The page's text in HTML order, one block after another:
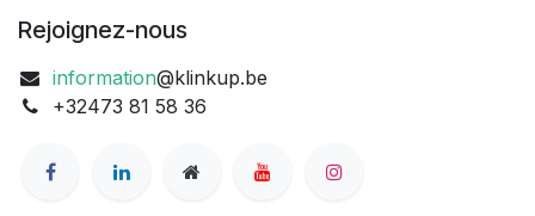
Rejoignez-nous
information@klinkup.be
+32473 81 58 36